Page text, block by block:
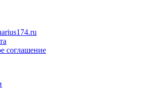
соглашение